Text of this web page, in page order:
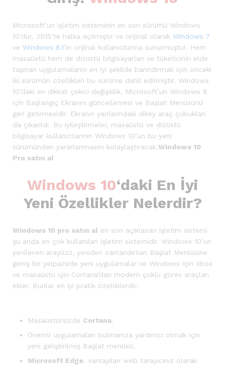
Microsoft’un işletim sisteminin en son sürümü Windows
10’dur. 2015’te halka açılmıştır ve orijinal olarak Windows 7
ve Windows 8.1‘in orijinal kullanıcılarına sunulmuştur. Hem
masaüstü hem de dizüstü bilgisayarları ve tüketicinin elde
taşınan uygulamalarını en iyi şekilde barındırmak için önceki
iki sürümün özellikleri bu sürüme dahil edilmiştir. Windows
10’daki en dikkat çekici değişiklik, Microsoft’un Windows 8
için Başlangıç Ekranını güncellemesi ve Başlat Menüsünü
geri getirmesidir. Ekranın yanlarındaki dikey araç çubukları
da çıkarıldı. Bu iyileştirmeler, masaüstü ve dizüstü
bilgisayar kullanıcılarının Windows 10’un bu yeni
sürümünden yararlanmasını kolaylaştıracak.Windows 10
Pro satın al
Windows 10‘daki En İyi
Yeni Özellikler Nelerdir?
Windows 10 pro satın al en son açıklanan işletim sistemi
şu anda en çok kullanılan işletim sistemidir. Windows 10’un
yenilenen arayüzü, yeniden canlandırılan Başlat Menüsüne
geniş bir yelpazede yeni uygulamalar ve Windows için Xbox
ve masaüstü için Cortana’dan modern çoklu görev araçları
ekler. Bunlar en iyi pratik özelliklerdir:
Masaüstünüzde Cortana.
Önemli uygulamaları bulmanıza yardımcı olmak için
yeni geliştirilmiş Başlat menüsü.
Microsoft Edge, varsayılan web tarayıcınız olarak